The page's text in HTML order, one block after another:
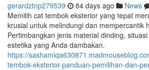
gerardztnp279539 84 days ago News
Memilih cat tembok eksterior yang tepat
krusial untuk melindungi dan mempercantik
Pertimbangkan jenis material dinding,
estetika yang Anda dambakan.
https://
tembok-eksterior-panduan-pemilihan-dan-